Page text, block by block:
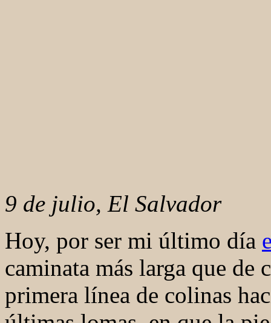
9 de julio, El Salvador
Hoy, por ser mi último día
caminata más larga que de
primera línea de colinas